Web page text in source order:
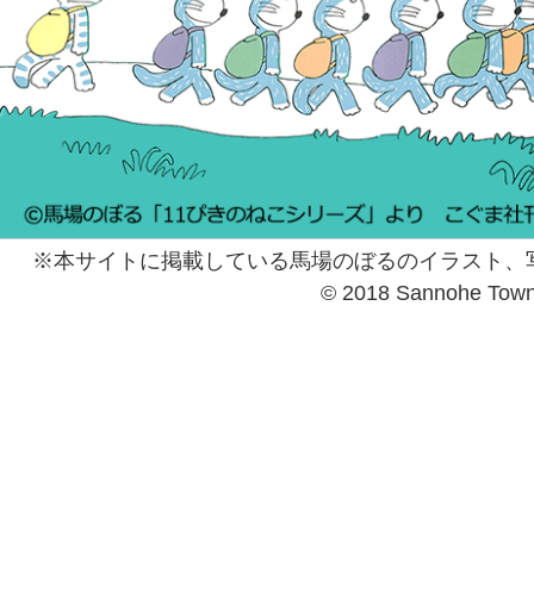
※本サイトに掲載している馬場のぼるのイラスト
© 2018 Sannohe